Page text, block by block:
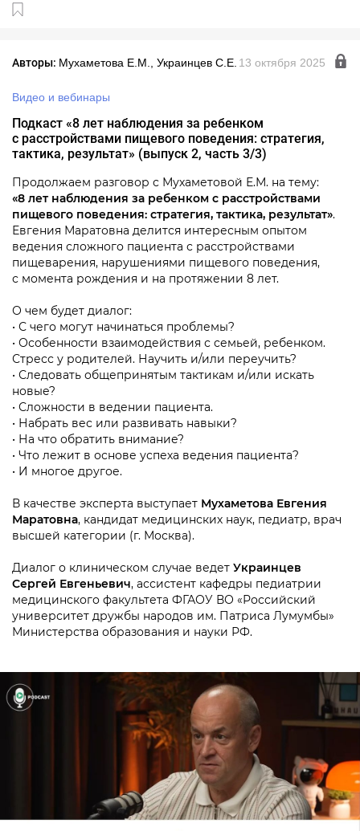
Авторы: Мухаметова Е.М., Украинцев С.Е.
Видео и вебинары
13 октября 2025
Подкаст «8 лет наблюдения за ребенком
с расстройствами пищевого поведения: стратегия,
тактика, результат» (выпуск 2, часть 3/3)
Продолжаем разговор с Мухаметовой Е.М. на тему:
«8 лет наблюдения за ребенком с расстройствами
пищевого поведения: стратегия, тактика, результат».
Евгения Маратовна делится интересным опытом
ведения сложного пациента с расстройствами
пищеварения, нарушениями пищевого поведения,
с момента рождения и на протяжении 8 лет.
О чем будет диалог:
• С чего могут начинаться проблемы?
• Особенности взаимодействия с семьей, ребенком.
Стресс у родителей. Научить и/или переучить?
• Следовать общепринятым тактикам и/или искать
новые?
• Сложности в ведении пациента.
• Набрать вес или развивать навыки?
• На что обратить внимание?
• Что лежит в основе успеха ведения пациента?
• И многое другое.
В качестве эксперта выступает Мухаметова Евгения
Маратовна, кандидат медицинских наук, педиатр, врач
высшей категории (г. Москва).
Диалог о клиническом случае ведет Украинцев
Сергей Евгеньевич, ассистент кафедры педиатрии
медицинского факультета ФГАОУ ВО «Российский
университет дружбы народов им. Патриса Лумумбы»
Министерства образования и науки РФ.